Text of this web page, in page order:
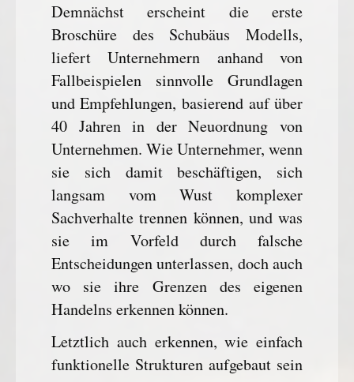
Demnächst erscheint die erste
Broschüre des Schubäus Modells,
liefert Unternehmern anhand von
Fallbeispielen sinnvolle Grundlagen
und Empfehlungen, basierend auf über
40 Jahren in der Neuordnung von
Unternehmen. Wie Unternehmer, wenn
sie sich damit beschäftigen, sich
langsam vom Wust komplexer
Sachverhalte trennen können, und was
sie im Vorfeld durch falsche
Entscheidungen unterlassen, doch auch
wo sie ihre Grenzen des eigenen
Handelns erkennen können.
Letztlich auch erkennen, wie einfach
funktionelle Strukturen aufgebaut sein